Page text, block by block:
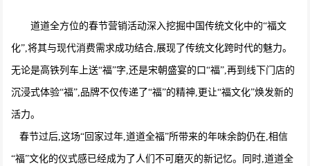
道道全方位的春节营销活动深入挖掘中国传统文化中的“福文
化”,将其与现代消费需求成功结合,展现了传统文化跨时代的魅力。
无论是高铁列车上送“福”字,还是宋朝盛宴的口“福”,再到线下门店的
沉浸式体验“福”,品牌不仅传递了“福”的精神,更让“福文化”焕发新的
活力。
春节过后,这场“回家过年,道道全福”所带来的年味余韵仍在,相信
“福”文化的仪式感已经成为了人们不可磨灭的新记忆。同时,道道全